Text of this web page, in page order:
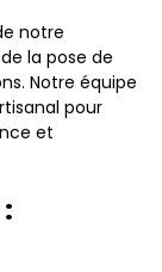
notre
la pose de
Notre équipe
pour
et